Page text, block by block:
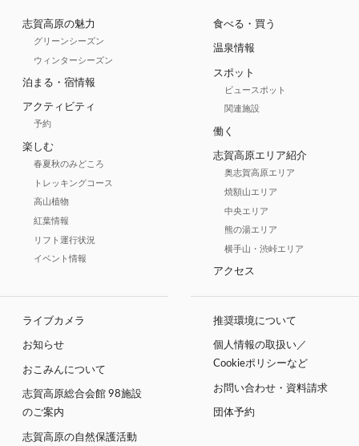
志賀高原の魅力
グリーンシーズン
ウィンターシーズン
泊まる・宿情報
アクティビティ
予約
楽しむ
春夏秋のみどころ
トレッキングコース
高山植物
紅葉情報
リフト運行状況
イベント情報
食べる・買う
温泉情報
スポット
ビュースポット
関連施設
働く
志賀高原エリア紹介
奥志賀高原エリア
焼額山エリア
中央エリア
熊の湯エリア
横手山・渋峠エリア
アクセス
ライブカメラ
お知らせ
おこみんについて
志賀高原総合会館 98施設
のご案内
志賀高原の自然保護活動
推奨環境について
個人情報の取扱い／
Cookieポリシーなど
お問い合わせ・資料請求
団体予約